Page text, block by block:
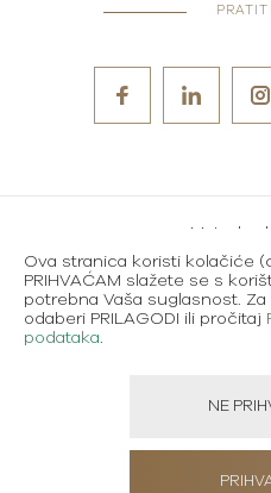
Metode
Uvjeti
Created using magic
Ova stranica koristi kolačiće
PRIHVAĆAM slažete se s
potrebna Vaša suglasnost.
odaberi PRILAGODI ili pročitaj
podataka.
NE